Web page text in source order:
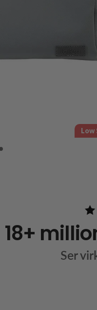
Low
18+
Ser